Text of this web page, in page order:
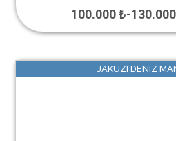
100.000 ₺-
JAKUZI DENIZ